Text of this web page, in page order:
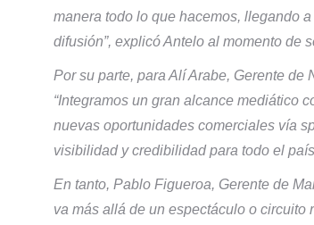
manera todo lo que hacemos, llegando
difusión”, explicó Antelo al momento de
Por su parte, para Alí Arabe, Gerente
“Integramos un gran alcance mediático
nuevas oportunidades comerciales vía
visibilidad y credibilidad para todo el
En tanto, Pablo Figueroa, Gerente de
va más allá de un espectáculo o circuito